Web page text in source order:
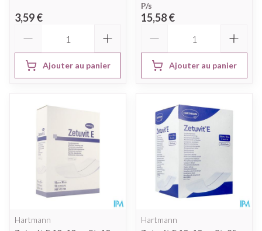
3,59 €
Ajouter au panier
P/s
15,58 €
Ajouter au panier
Hartmann
Hartmann